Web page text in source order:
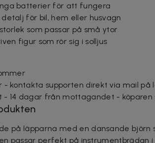
batterier för att fungera
detalj för bil, hem eller husvagn
som passar på små ytor
figur som rör sig i solljus
- kontakta supporten direkt via mail på
- 14 dagar från mottagandet -
på läpparna med en dansande björn
passar perfekt på instrumentbrädan